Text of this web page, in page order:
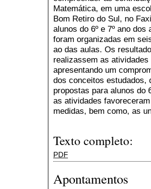
Matemática, em uma
Bom Retiro do Sul, no
alunos do 6º e 7º ano
foram organizadas em
ao das aulas. Os
realizassem as
apresentando um
dos conceitos estudados,
propostas para alunos do
as atividades
medidas, bem como, as
Texto completo:
PDF
Apontamentos